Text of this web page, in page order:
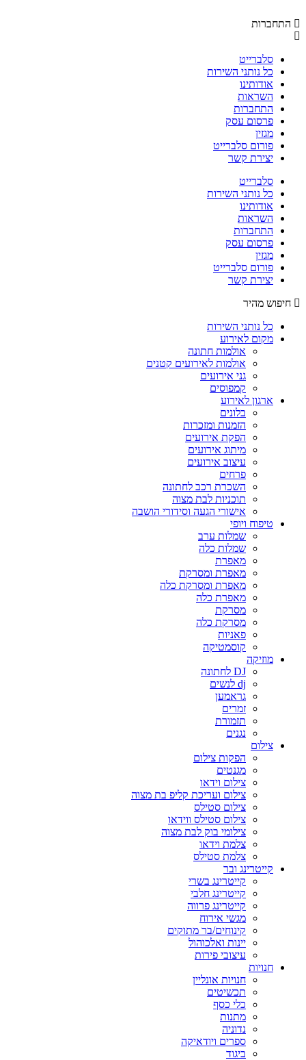
התחברות
סלברייט
כל נותני השירות
אודותינו
השראות
התחברות
פרסום עסק
מגזין
פורום סלברייט
יצירת קשר
סלברייט
כל נותני השירות
אודותינו
השראות
התחברות
פרסום עסק
מגזין
פורום סלברייט
יצירת קשר
חיפוש מהיר
כל נותני השירות
מקום לאירוע
אולמות חתונה
אולמות לאירועים קטנים
גני אירועים
קמפוסים
ארגון לאירוע
בלונים
הזמנות ומזכרות
הפקת אירועים
מיתוג אירועים
עיצוב אירועים
פרחים
השכרת רכב לחתונה
תוכניות לבת מצוה
אישורי הגעה וסידורי הושבה
טיפוח ויופי
שמלות ערב
שמלות כלה
מאפרת
מאפרת ומסרקת
מאפרת ומסרקת כלה
מאפרת כלה
מסרקת
מסרקת כלה
פאניות
קוסמטיקה
מוזיקה
DJ לחתונה
dj לנשים
גראמען
זמרים
תזמורת
נגנים
צילום
הפקות צילום
מגנטים
צילום וידאו
צילום ועריכת קליפ בת מצוה
צילום סטילס
צילום סטילס ווידאו
צילומי בוק לבת מצוה
צלמת וידאו
צלמת סטילס
קייטרינג ובר
קייטרינג בשרי
קייטרינג חלבי
קייטרינג פרווה
מגשי אירוח
קינוחים/בר מתוקים
יינות ואלכוהול
עיצובי פירות
חנויות
חנויות אונליין
תכשיטים
כלי כסף
מתנות
נדוניה
ספרים ויודאיקה
ביגוד